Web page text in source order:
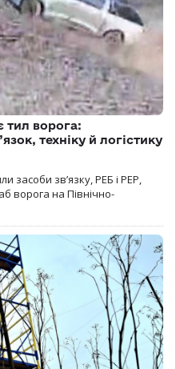
тил ворога:
техніку й логістику
засоби зв’язку, РЕБ і РЕР,
ворога на Північно-